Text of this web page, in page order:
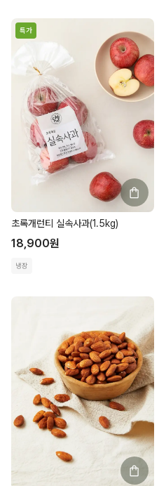
특가
초록개런티 실속사과(1.5kg)
18,900원
냉장